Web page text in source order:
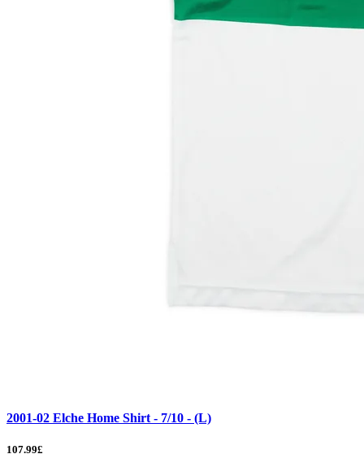
2001-02 Elche Home Shirt - 7/10 - (L)
107.99£